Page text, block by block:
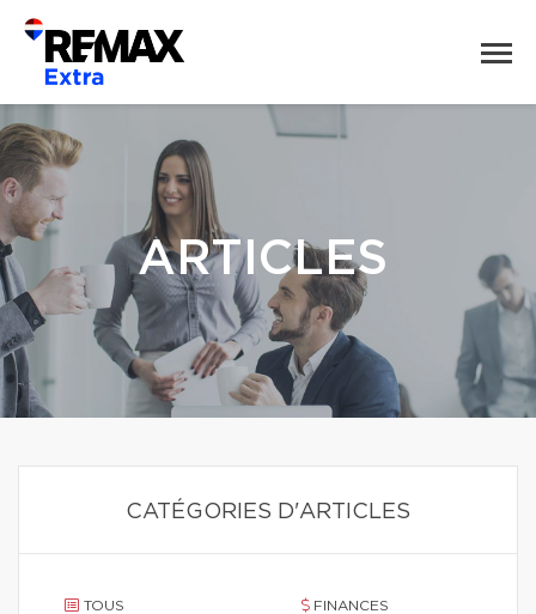
ARTICLES
CATÉGORIES D'ARTICLES
TOUS FINANCES